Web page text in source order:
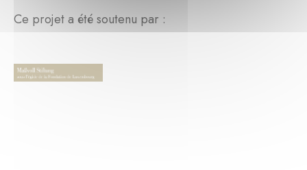
Ce projet a été soutenu par :